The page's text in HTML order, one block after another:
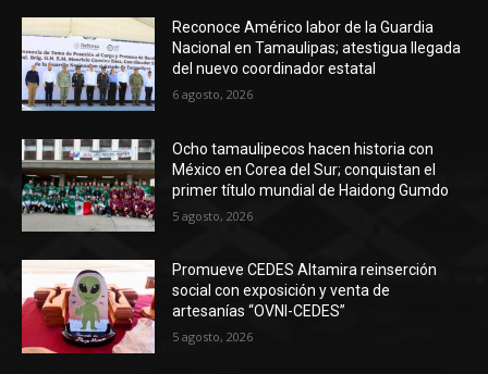
Reconoce Américo labor de la Guardia
Nacional en Tamaulipas; atestigua llegada
del nuevo coordinador estatal
6 agosto, 2026
Ocho tamaulipecos hacen historia con
México en Corea del Sur; conquistan el
primer título mundial de Haidong Gumdo
5 agosto, 2026
Promueve CEDES Altamira reinserción
social con exposición y venta de
artesanías “OVNI-CEDES”
5 agosto, 2026